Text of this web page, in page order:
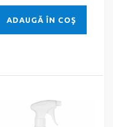
ADAUGĂ ÎN COŞ